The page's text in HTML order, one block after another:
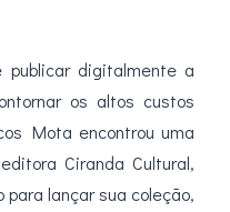
publicar digitalmente a
os altos custos
Mota encontrou uma
Ciranda Cultural,
para lançar sua coleção,